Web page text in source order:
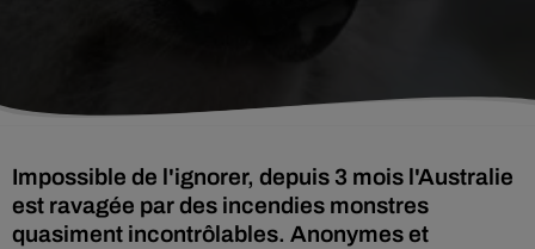
Impossible de l'ignorer, depuis 3 mois l'Australie
est ravagée par des incendies monstres
quasiment incontrôlables. Anonymes et